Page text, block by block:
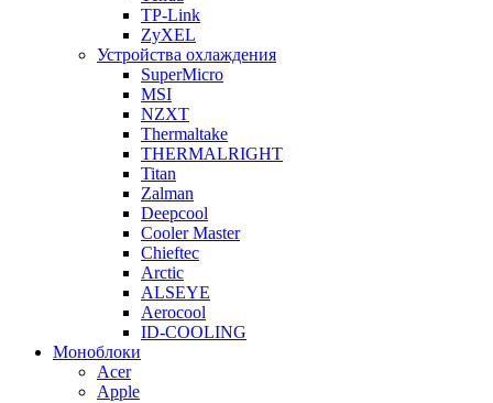
TP-Link
ZyXEL
Устройства охлаждения
SuperMicro
MSI
NZXT
Thermaltake
THERMALRIGHT
Titan
Zalman
Deepcool
Cooler Master
Chieftec
Arctic
ALSEYE
Aerocool
ID-COOLING
Моноблоки
Acer
Apple